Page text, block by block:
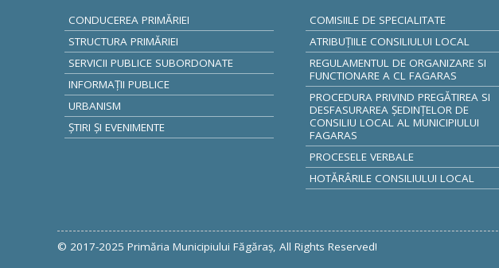
CONDUCEREA PRIMĂRIEI
STRUCTURA PRIMĂRIEI
SERVICII PUBLICE SUBORDONATE
INFORMAŢII PUBLICE
URBANISM
ŞTIRI ŞI EVENIMENTE
COMISIILE DE SPECIALITATE
ATRIBUŢIILE CONSILIULUI LOCAL
REGULAMENTUL DE ORGANIZARE SI
FUNCTIONARE A CL FAGARAS
PROCEDURA PRIVIND PREGĂTIREA SI
DESFASURAREA ȘEDINȚELOR DE
CONSILIU LOCAL AL MUNICIPIULUI
FAGARAS
PROCESELE VERBALE
HOTĂRÂRILE CONSILIULUI LOCAL
© 2017-2025 Primăria Municipiului Făgăraş, All Rights Reserved!